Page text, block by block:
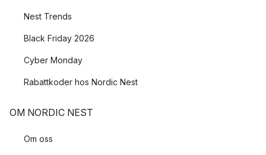
Nest Trends
Black Friday 2026
Cyber Monday
Rabattkoder hos Nordic Nest
OM NORDIC NEST
Om oss